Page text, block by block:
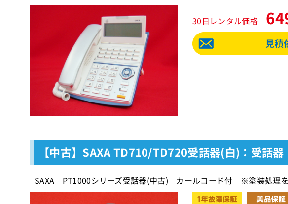
30日レンタル価格
【中古】SAXA TD710/TD720受話器(白)：受話器
SAXA PT1000シリーズ受話器(中古) カールコード付 ※塗装処理を